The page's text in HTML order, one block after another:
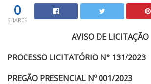
0
SHARES
AVISO DE LICITAÇÃO
PROCESSO LICITATÓRIO N° 131/2023
PREGÃO PRESENCIAL Nº 001/2023